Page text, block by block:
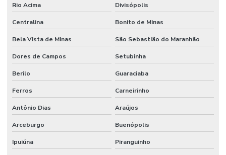
Rio Acima Divisópolis
Centralina Bonito de Minas
Bela Vista de Minas São Sebastião do Maranhão
Dores de Campos Setubinha
Berilo Guaraciaba
Ferros Carneirinho
Antônio Dias Araújos
Arceburgo Buenópolis
Ipuiúna Piranguinho